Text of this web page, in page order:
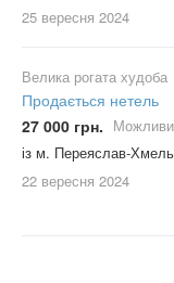
25 вересня 2024
Велика рогата худоба
Продається нетель
27 000 грн.
із м. Переяслав-
22 вересня 2024